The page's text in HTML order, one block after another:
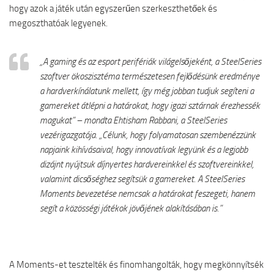
hogy azok a játék után egyszerűen szerkeszthetőek és
megoszthatóak legyenek.
„A gaming és az esport perifériák világelsőjeként, a SteelSeries
szoftver ökoszisztéma természetesen fejlődésünk eredménye
a hardverkínálatunk mellett, így még jobban tudjuk segíteni a
gamereket átlépni a határokat, hogy igazi sztárnak érezhessék
magukat” – mondta Ehtisham Rabbani, a SteelSeries
vezérigazgatója. „Célunk, hogy folyamatosan szembenézzünk
napjaink kihívásaival, hogy innovatívak legyünk és a legjobb
dizájnt nyújtsuk díjnyertes hardvereinkkel és szoftvereinkkel,
valamint dicsőséghez segítsük a gamereket. A SteelSeries
Moments bevezetése nemcsak a határokat feszegeti, hanem
segít a közösségi játékok jövőjének alakításában is.”
A Moments-et tesztelték és finomhangolták, hogy megkönnyítsék